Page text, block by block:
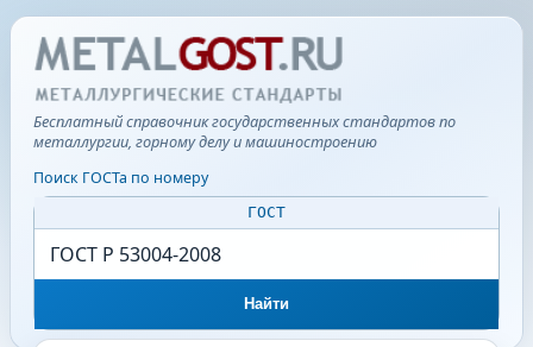
Бесплатный справочник государственных стандартов по
металлургии, горному делу и машиностроению
Поиск ГОСТа по номеру
ГОСТ
Найти